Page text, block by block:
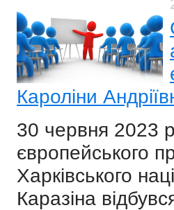
Кароліни
30 червня 2023
європейського
Харківського
Каразіна